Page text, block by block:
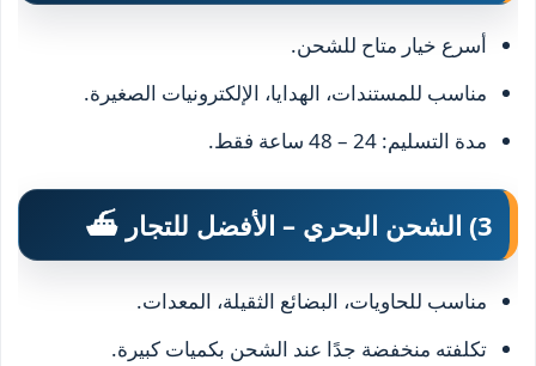
أسرع خيار متاح للشحن.
مناسب للمستندات، الهدايا، الإلكترونيات الصغيرة.
مدة التسليم: 24 – 48 ساعة فقط.
3) الشحن البحري – الأفضل للتجار ⛴️
مناسب للحاويات، البضائع الثقيلة، المعدات.
تكلفته منخفضة جدًا عند الشحن بكميات كبيرة.